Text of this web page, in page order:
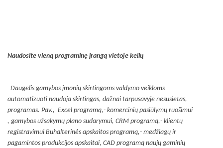
Naudosite vieną programinę įrangą vietoje kelių
Daugelis gamybos įmonių skirtingoms valdymo veikloms
automatizuoti naudoja skirtingas, dažnai tarpusavyje nesusietas,
programas. Pav., Excel programą,- komercinių pasiūlymų ruošimui
, gamybos užsakymų plano sudarymui, CRM programą,- klientų
registravimui Buhalterinės apskaitos programą,- medžiagų ir
pagamintos produkcijos apskaitai, CAD programą naujų gaminių